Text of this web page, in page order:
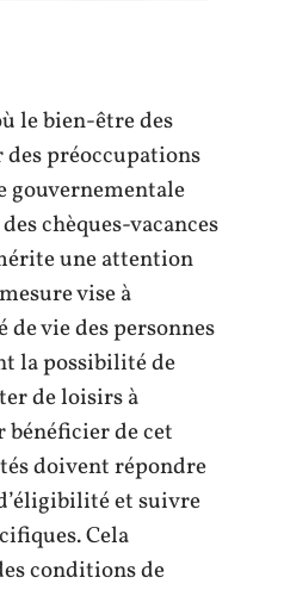
le bien-être des
préoccupations
gouvernementale
chèques-vacances
une attention
vise à
vie des personnes
la possibilité de
de loisirs à
de cet
doivent répondre
et suivre
Cela
conditions de